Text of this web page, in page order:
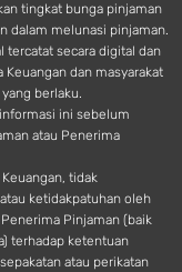
tingkat bunga pinjaman
dalam melunasi pinjaman.
tercatat secara digital dan
dan masyarakat
berlaku.
ini sebelum
atau Penerima
tidak
ketidakpatuhan oleh
Pinjaman (baik
terhadap ketentuan
atau perikatan